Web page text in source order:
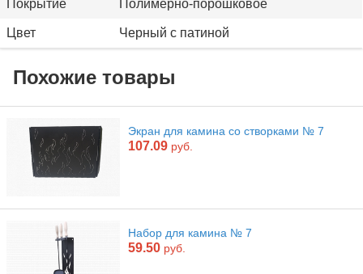
Покрытие Полимерно-порошковое
Цвет Черный с патиной
Похожие товары
Экран для камина со створками № 7
107.09 руб.
Набор для камина № 7
59.50 руб.